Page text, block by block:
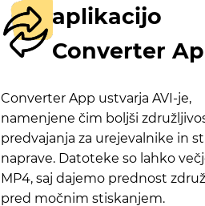
aplikacijo
Converter
Converter App ustvarja AVI-je,
namenjene čim boljši
predvajanja za urejevalnike in
naprave. Datoteke so lahko
MP4, saj dajemo prednost
pred močnim stiskanjem.